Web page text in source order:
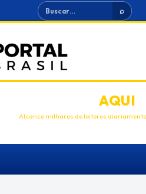
Buscar ⌕
ANUNCIEAQUI
Alcance milhares de leitores diariamente